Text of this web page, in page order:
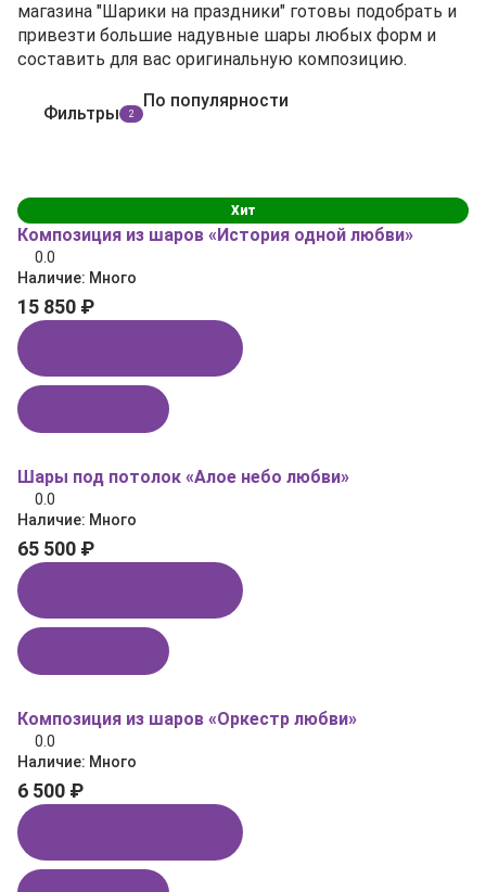
магазина "Шарики на праздники" готовы подобрать и
привезти большие надувные шары любых форм и
составить для вас оригинальную композицию.
Фильтры 2
По популярности
Хит
Композиция из шаров «История одной любви»
0.0
Наличие: Много
15 850 ₽
Шары под потолок «Алое небо любви»
0.0
Наличие: Много
65 500 ₽
Композиция из шаров «Оркестр любви»
0.0
Наличие: Много
6 500 ₽